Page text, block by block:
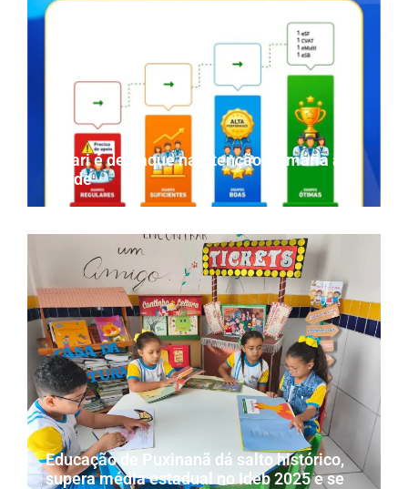
Parari é destaque na Atenção Primária à
Saúde
Educação de Puxinanã dá salto histórico,
supera média estadual no Ideb 2025 e se